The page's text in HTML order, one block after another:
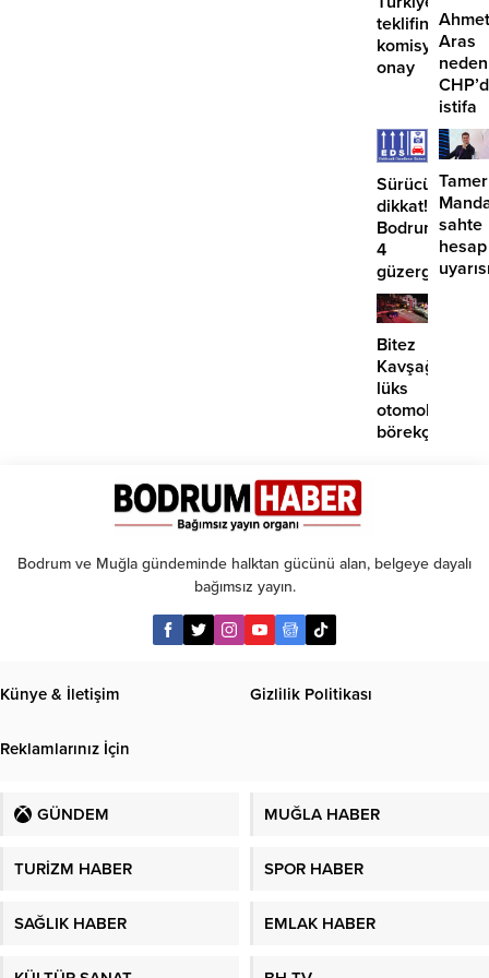
teklifine
komisyondan
onay
Ahmet
Aras
neden
istifa
Sürücüler
dikkat!
Bodrum’da
4
güzergahta
EDS
başlıyor
Tamer
sahte
hesap
Bitez
Kavşağı’nda
lüks
otomobil
börekçiye
Bodrum ve Muğla gündeminde halktan gücünü alan, belgeye dayalı
bağımsız yayın.
Künye & İletişim Gizlilik Politikası
Reklamlarınız İçin
GÜNDEM MUĞLA HABER
TURİZM HABER SPOR HABER
SAĞLIK HABER EMLAK HABER